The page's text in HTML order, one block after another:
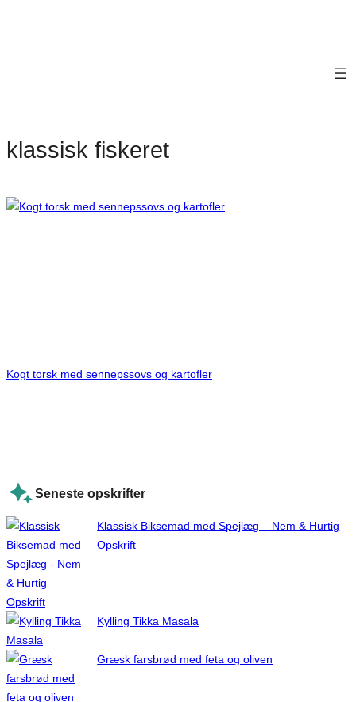
klassisk fiskeret
Kogt torsk med sennepssovs og kartofler
Seneste opskrifter
Klassisk Biksemad med Spejlæg – Nem & Hurtig
Opskrift
Kylling Tikka Masala
Græsk farsbrød med feta og oliven